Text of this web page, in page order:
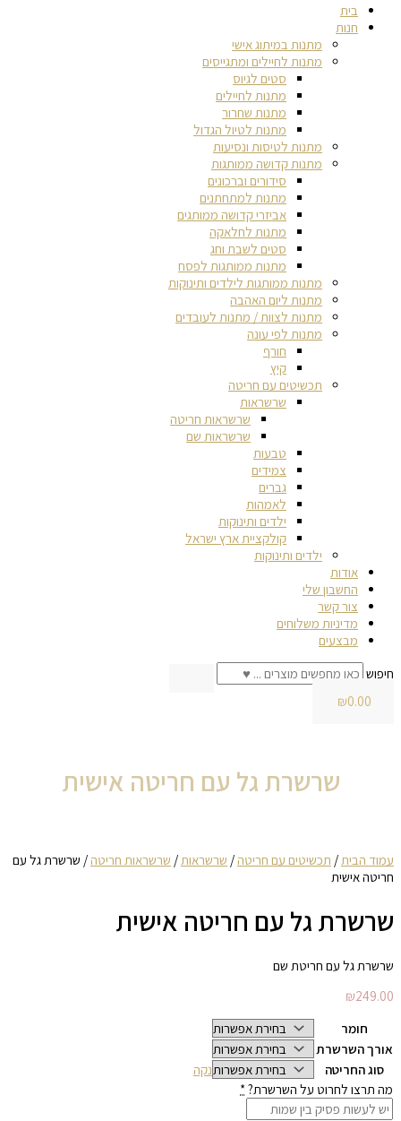
בית
חנות
מתנות במיתוג אישי
מתנות לחיילים ומתגייסים
סטים לגיוס
מתנות לחיילים
מתנות שחרור
מתנות לטיול הגדול
מתנות לטיסות ונסיעות
מתנות קדושה ממותגות
סידורים וברכונים
מתנות למתחתנים
אביזרי קדושה ממותגים
מתנות לחלאקה
סטים לשבת וחג
מתנות ממותגות לפסח
מתנות ממותגות לילדים ותינוקות
מתנות ליום האהבה
מתנות לצוות / מתנות לעובדים
מתנות לפי עונה
חורף
קיץ
תכשיטים עם חריטה
שרשראות
שרשראות חריטה
שרשראות שם
טבעות
צמידים
גברים
לאמהות
ילדים ותינוקות
קולקציית ארץ ישראל
ילדים ותינוקות
אודות
החשבון שלי
צור קשר
מדיניות משלוחים
מבצעים
חיפוש
₪0.00
שרשרת גל עם חריטה אישית
עמוד הבית/ תכשיטים עם חריטה/ שרשראות/ שרשראות חריטה/ שרשרת גל עם
חריטה אישית
שרשרת גל עם חריטה אישית
שרשרת גל עם חריטת שם
₪249.00
חומר
אורך השרשרת
סוג החריטה
נקה
מה תרצו לחרוט על השרשרת?*